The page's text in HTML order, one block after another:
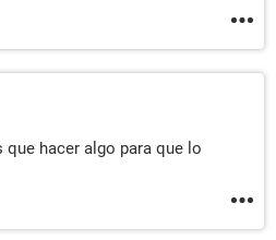
que hacer algo para que lo